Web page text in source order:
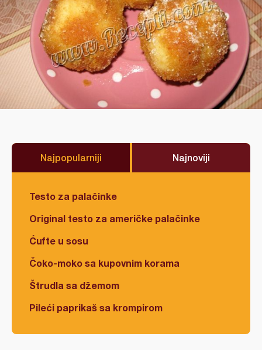
Najpopularniji Najnoviji
Testo za palačinke
Original testo za američke palačinke
Ćufte u sosu
Čoko-moko sa kupovnim korama
Štrudla sa džemom
Pileći paprikaš sa krompirom